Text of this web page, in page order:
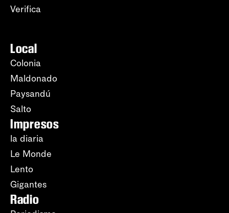
Verifica
Local
Colonia
Maldonado
Paysandú
Salto
Impresos
la diaria
Le Monde
Lento
Gigantes
Radio